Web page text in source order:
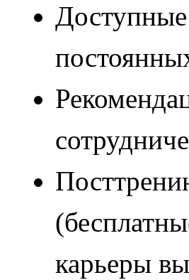
карьеры